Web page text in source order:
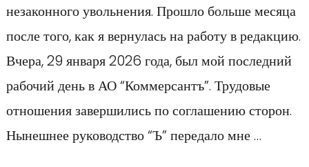
незаконного увольнения. Прошло больше месяца
после того, как я вернулась на работу в редакцию.
Вчера, 29 января 2026 года, был мой последний
рабочий день в АО “Коммерсантъ”. Трудовые
отношения завершились по соглашению сторон.
Нынешнее руководство “Ъ” передало мне …